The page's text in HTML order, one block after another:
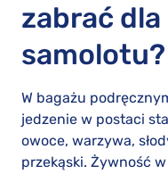
zabrać
samolotu?
W bagażu
jedzenie w postaci
owoce, warzywa,
przekąski. Żywność